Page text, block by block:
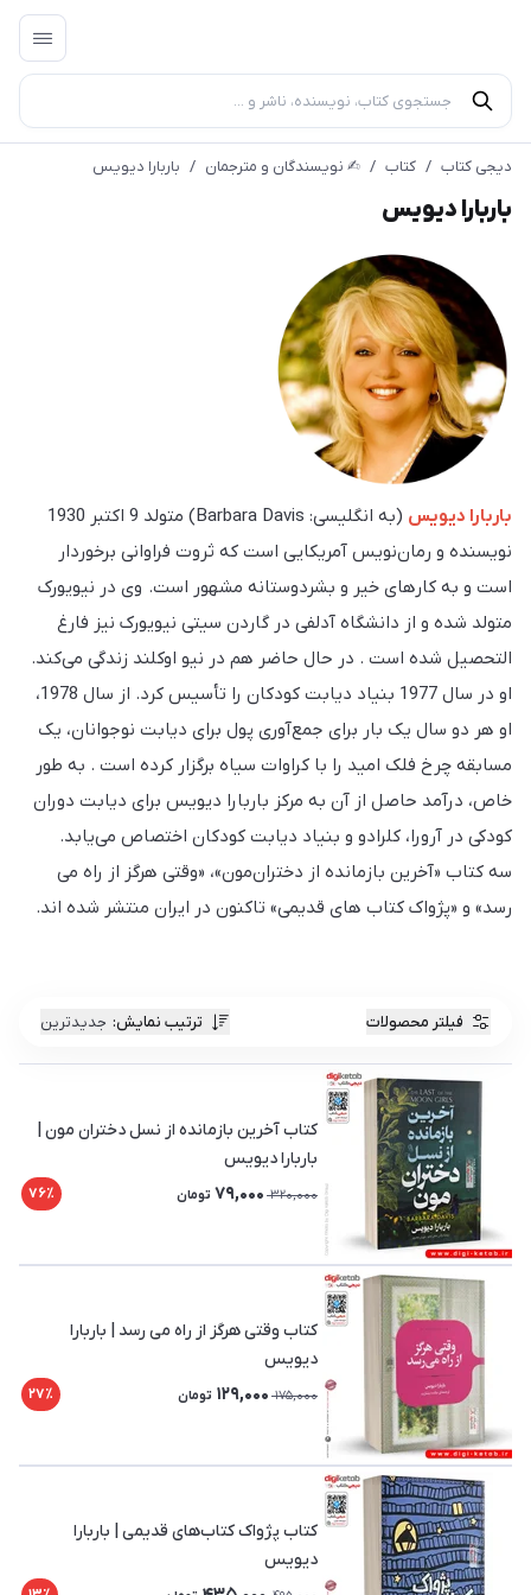
دیجی کتاب / کتاب / ✍︎ نویسندگان و مترجمان / باربارا دیویس
باربارا دیویس
باربارا دیویس
(به انگلیسی: Barbara Davis) متولد 9 اکتبر 1930
نویسنده و رمان‌نویس آمریکایی است که ثروت فراوانی برخوردار
است و به کارهای خیر و بشردوستانه مشهور است. وی در نیویورک
متولد شده و از دانشگاه آدلفی در گاردن سیتی نیویورک نیز فارغ
التحصیل شده است . در حال حاضر هم در نیو اوکلند زندگی می‌کند.
او در سال 1977 بنیاد دیابت کودکان را تأسیس کرد. از سال 1978،
او هر دو سال یک بار برای جمع‌آوری پول برای دیابت نوجوانان، یک
مسابقه چرخ فلک امید را با کراوات سیاه برگزار کرده است . به طور
خاص، درآمد حاصل از آن به مرکز باربارا دیویس برای دیابت دوران
کودکی در آرورا، کلرادو و بنیاد دیابت کودکان اختصاص می‌یابد.
سه کتاب «آخرین بازمانده از دختران‌مون»، «وقتی هرگز از راه می
رسد» و «پژواک کتاب های قدیمی» تاکنون در ایران منتشر شده اند.
فیلتر محصولات ترتیب نمایش: جدیدترین
کتاب آخرین بازمانده از نسل دختران مون |
باربارا دیویس
320,000
79,000 تومان 76٪
کتاب وقتی هرگز از راه می رسد | باربارا
دیویس
175,000
129,000 تومان 27٪
کتاب پژواک کتاب‌های قدیمی | باربارا
دیویس